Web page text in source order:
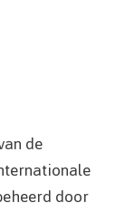
de
door